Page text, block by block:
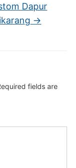
Dapur
→
fields are